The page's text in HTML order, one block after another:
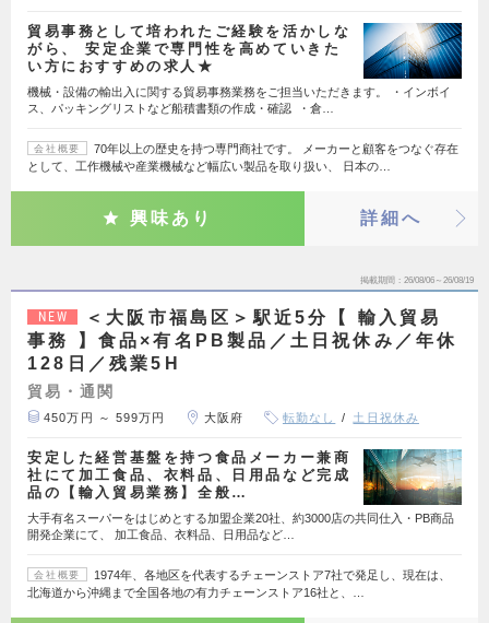
貿易事務として培われたご経験を活かしな
がら、 安定企業で専門性を高めていきた
い方におすすめの求人★
機械・設備の輸出入に関する貿易事務業務をご担当いただきます。 ・インボイ
ス、パッキングリストなど船積書類の作成・確認 ・倉…
会社概要
70年以上の歴史を持つ専門商社です。 メーカーと顧客をつなぐ存在
として、工作機械や産業機械など幅広い製品を取り扱い、 日本の…
興味あり 詳細へ
掲載期間 26/08/06～26/08/19
NEW
＜大阪市福島区＞駅近5分【 輸入貿易
事務 】食品×有名PB製品／土日祝休み／年休
128日／残業5H
貿易・通関
450万円 ～ 599万円 大阪府 転勤なし 土日祝休み
安定した経営基盤を持つ食品メーカー兼商
社にて加工食品、衣料品、日用品など完成
品の【輸入貿易業務】全般…
大手有名スーパーをはじめとする加盟企業20社、約3000店の共同仕入・PB商品
開発企業にて、 加工食品、衣料品、日用品など…
会社概要
1974年、各地区を代表するチェーンストア7社で発足し、現在は、
北海道から沖縄まで全国各地の有力チェーンストア16社と、…